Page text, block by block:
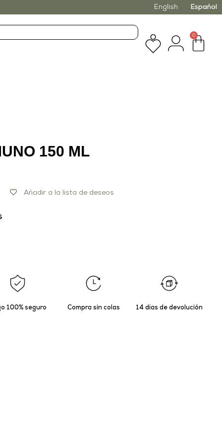
English Español
0
150 ML
Añadir a la lista de deseos
100% seguro Compra sin colas 14 días de devolución